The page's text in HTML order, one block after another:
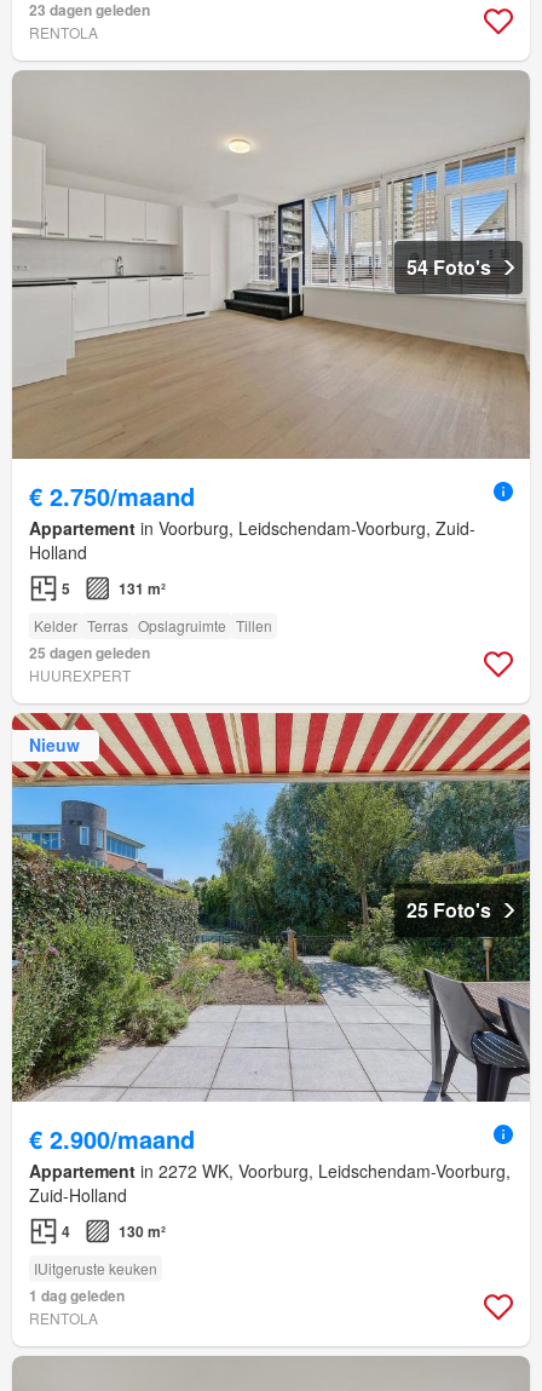
23 dagen geleden
RENTOLA
54 Foto's
€ 2.750/maand
Appartement in Voorburg, Leidschendam-Voorburg, Zuid-
Holland
5 131 m²
Kelder Terras Opslagruimte Tillen
25 dagen geleden
HUUREXPERT
Nieuw
25 Foto's
€ 2.900/maand
Appartement in 2272 WK, Voorburg, Leidschendam-Voorburg,
Zuid-Holland
4 130 m²
IUitgeruste keuken
1 dag geleden
RENTOLA